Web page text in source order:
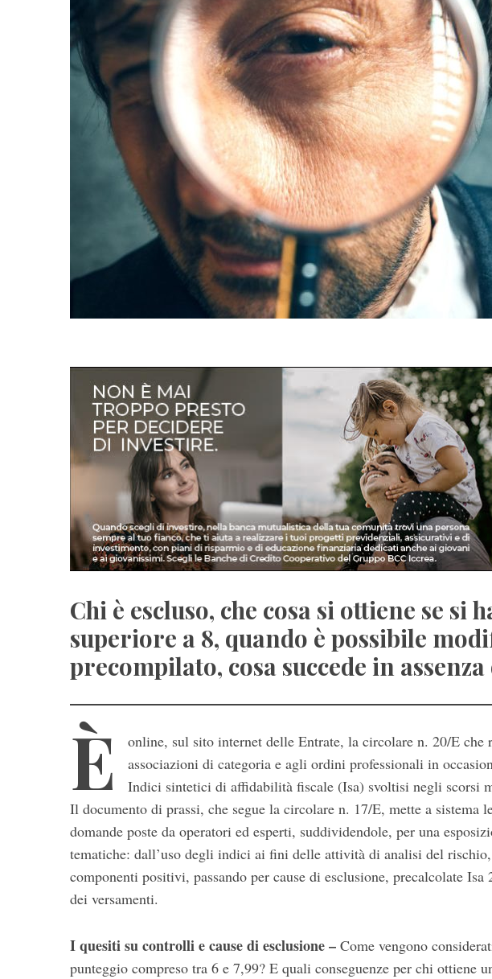
Chi è escluso, che cosa si ottiene se si
superiore a 8, quando è possibile
precompilato, cosa succede in
È
online, sul sito internet delle Entrate, la circolare n. 20/E
associazioni di categoria e agli ordini professionali in
Indici sintetici di affidabilità fiscale (Isa) svoltisi negli scorsi
Il documento di prassi, che segue la circolare n. 17/E, mette a sistema
domande poste da operatori ed esperti, suddividendole, per una
tematiche: dall’uso degli indici ai fini delle attività di analisi del
componenti positivi, passando per cause di esclusione, precalcolate
dei versamenti.
I quesiti su controlli e cause di esclusione – Come vengono
punteggio compreso tra 6 e 7,99? E quali conseguenze per chi ottiene
S
c
h